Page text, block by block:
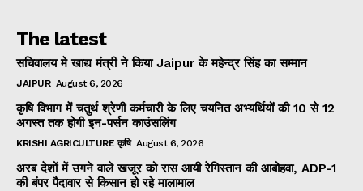
The latest
सचिवालय मे खाद्य मंत्री ने किया Jaipur के महेन्द्र सिंह का सम्मान
JAIPUR August 6, 2026
कृषि विभाग में चतुर्थ श्रेणी कर्मचारी के लिए चयनित अभ्यर्थियों की 10 से 12
अगस्त तक होगी इन-पर्सन काउंसलिंग
KRISHI AGRICULTURE कृषि August 6, 2026
अरब देशों में उगने वाले खजूर को रास आयी रेगिस्तान की आबोहवा, ADP-1
की बंपर पैदावार से किसान हो रहे मालामाल